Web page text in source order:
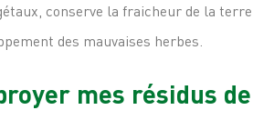
conserve la fraicheur de la terre
des mauvaises herbes.
mes résidus de